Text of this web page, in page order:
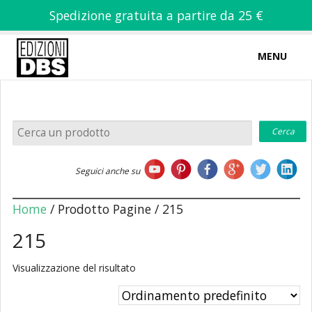
Spedizione gratuita a partire da 25 €
MENU
Home
Chi siamo
Libri
Seguici anche su
Home/ Prodotto Pagine / 215
215
Visualizzazione del risultato